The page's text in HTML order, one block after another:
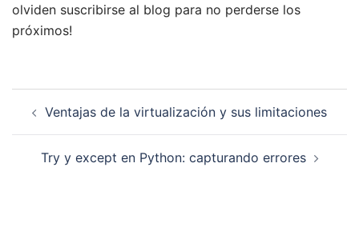
olviden suscribirse al blog para no perderse los
próximos!
de
Ventajas de la virtualización y sus limitaciones
Try y except en Python: capturando errores